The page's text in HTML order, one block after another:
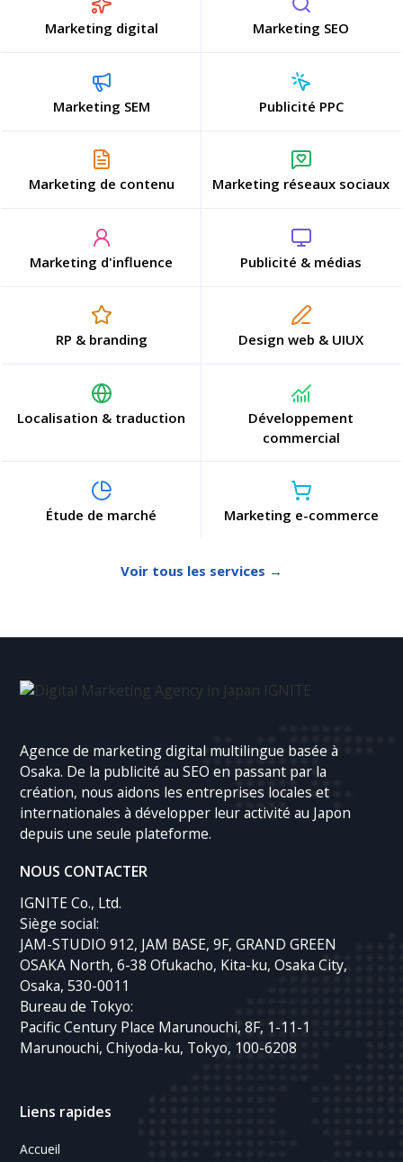
Marketing digital Marketing SEO
Marketing SEM Publicité PPC
Marketing de contenu Marketing réseaux sociaux
Marketing d'influence Publicité & médias
RP & branding Design web & UIUX
Localisation & traduction
Développement
commercial
Étude de marché Marketing e-commerce
Voir tous les services →
Agence de marketing digital multilingue basée à
Osaka. De la publicité au SEO en passant par la
création, nous aidons les entreprises locales et
internationales à développer leur activité au Japon
depuis une seule plateforme.
NOUS CONTACTER
IGNITE Co., Ltd.
Siège social:
JAM-STUDIO 912, JAM BASE, 9F, GRAND GREEN
OSAKA North, 6-38 Ofukacho, Kita-ku, Osaka City,
Osaka, 530-0011
Bureau de Tokyo:
Pacific Century Place Marunouchi, 8F, 1-11-1
Marunouchi, Chiyoda-ku, Tokyo, 100-6208
Liens rapides
Accueil